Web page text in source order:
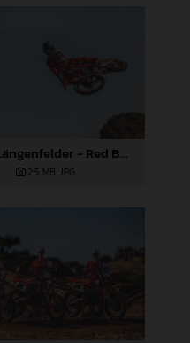
Simon Längenfelder - Red Bull GASGAS Factory Racing 2024
2,5 MB .JPG